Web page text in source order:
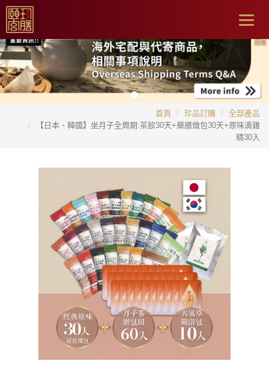
首頁 珍品訂購
全部產品
【日本、韓國】坐月子全周期:茶飲30天+藥膳燉包30天+原味滴雞
精30入